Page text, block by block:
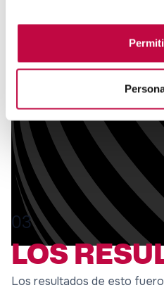
03
LOS
Los resultados de esto